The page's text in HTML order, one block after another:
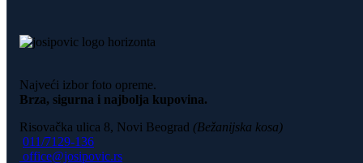
Najveći izbor foto opreme.
Brza, sigurna i najbolja kupovina.
Risovačka ulica 8, Novi Beograd (Bežanijska kosa)
011/7129-136
office@josipovic.rs